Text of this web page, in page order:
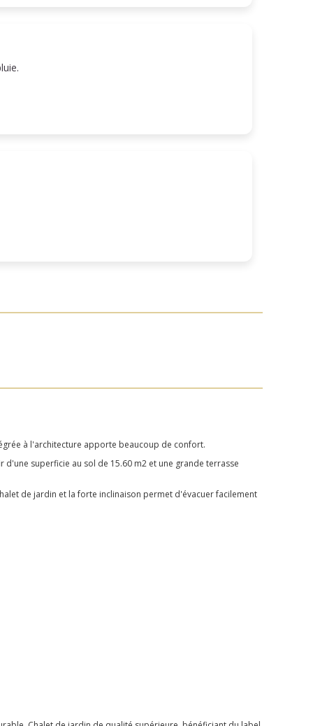
à l'architecture apporte beaucoup de confort.
superficie au sol de 15.60 m2 et une grande terrasse
de jardin et la forte inclinaison permet d'évacuer facilement